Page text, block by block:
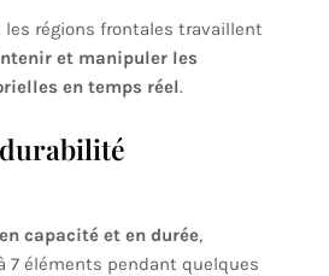
les régions frontales travaillent
et manipuler les
en temps réel.
capacité et en durée,
7 éléments pendant quelques